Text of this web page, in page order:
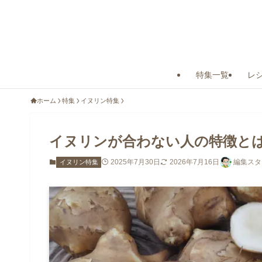
特集一覧 レ
ホーム 特集 イヌリン特集
イヌリンが合わない人の特徴と
イヌリン特集 2025年7月30日 2026年7月16日 編集ス